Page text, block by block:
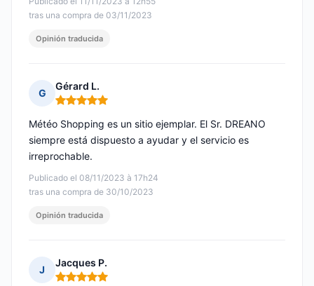
tras una compra de 03/11/2023
Opinión traducida
G
Gérard L.
Nota: 5 de 5
Publicado el 08/11/2023 à 17h24
tras una compra de 30/10/2023
Météo Shopping es un sitio ejemplar. El Sr. DREANO
siempre está dispuesto a ayudar y el servicio es
irreprochable.
Opinión traducida
J
Jacques P.
Nota: 5 de 5